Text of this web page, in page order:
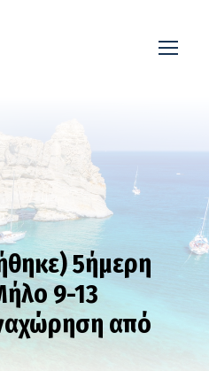
5ήμερη
9-13
από